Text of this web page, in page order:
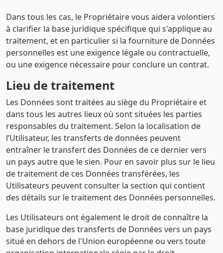
Dans tous les cas, le Propriétaire vous aidera volontiers
à clarifier la base juridique spécifique qui s'applique au
traitement, et en particulier si la fourniture de Données
personnelles est une exigence légale ou contractuelle,
ou une exigence nécessaire pour conclure un contrat.
Lieu de traitement
Les Données sont traitées au siège du Propriétaire et
dans tous les autres lieux où sont situées les parties
responsables du traitement. Selon la localisation de
l’Utilisateur, les transferts de données peuvent
entraîner le transfert des Données de ce dernier vers
un pays autre que le sien. Pour en savoir plus sur le lieu
de traitement de ces Données transférées, les
Utilisateurs peuvent consulter la section qui contient
des détails sur le traitement des Données personnelles.
Les Utilisateurs ont également le droit de connaître la
base juridique des transferts de Données vers un pays
situé en dehors de l'Union européenne ou vers toute